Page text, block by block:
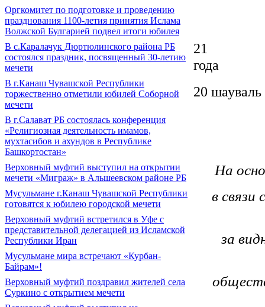
Оргкомитет по подготовке и проведению
празднования 1100-летия принятия Ислама
Волжской Булгарией подвел итоги юбилея
В с.Каралачук Дюртюлинского района РБ
состоялся праздник, посвященный 30-летию
мечети
В г.Канаш Чувашской Республики
торжественно отметили юбилей Соборной
мечети
В г.Салават РБ состоялась конференция
«Религиозная деятельность имамов,
мухтасибов и ахундов в Республике
Башкортостан»
Верховный муфтий выступил на открытии
мечети «Миграж» в Альшеевском районе РБ
Мусульмане г.Канаш Чувашской Республики
готовятся к юбилею городской мечети
Верховный муфтий встретился в Уфе с
представительной делегацией из Исламской
Республики Иран
Мусульмане мира встречают «Курбан-
Байрам»!
Верховный муфтий поздравил жителей села
Суркино с открытием мечети
20 шауваль
На
в
за